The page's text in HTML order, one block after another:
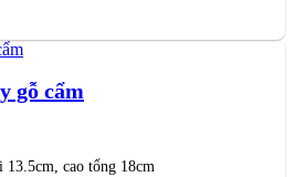
gỗ cẩm
cao tổng 18cm